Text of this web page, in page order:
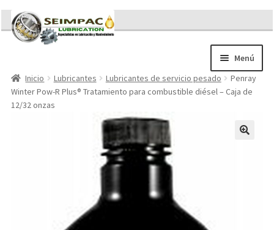
Ir
a
Ir
al
contenido
Menú
Sobre nosotros
Brochures
Contacto/Solicitar Cotización
Memorándum COVID-19
Inicio Lubricantes Lubricantes de servicio pesado
Penray
Winter Pow-R Plus® Tratamiento para combustible diésel – Caja de
12/32 onzas